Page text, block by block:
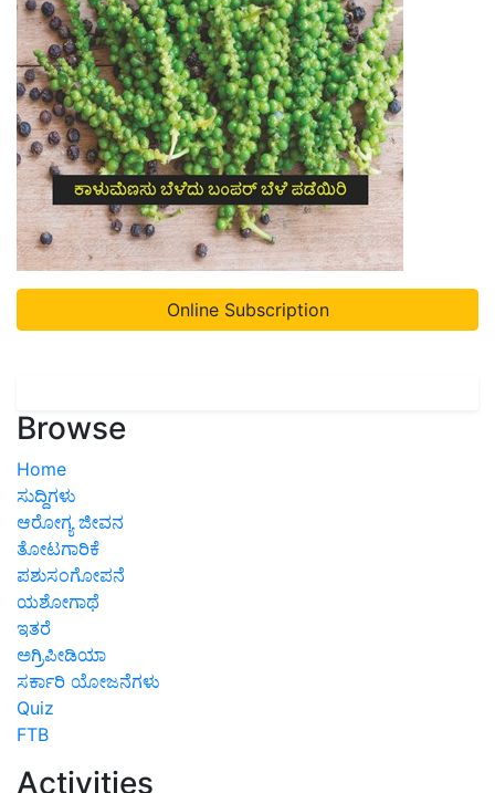
Online Subscription
Browse
Home
ಸುದ್ದಿಗಳು
ಆರೋಗ್ಯ ಜೀವನ
ತೋಟಗಾರಿಕೆ
ಪಶುಸಂಗೋಪನೆ
ಯಶೋಗಾಥೆ
ಇತರೆ
ಅಗ್ರಿಪೀಡಿಯಾ
ಸರ್ಕಾರಿ ಯೋಜನೆಗಳು
Quiz
FTB
Activities